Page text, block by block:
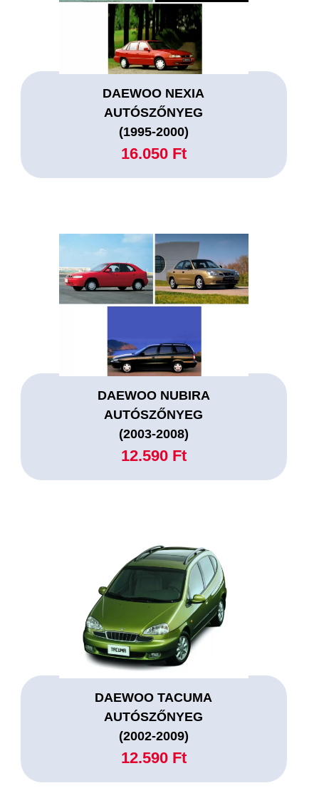
DAEWOO NEXIA
AUTÓSZŐNYEG
(1995-2000)
16.050 Ft
DAEWOO NUBIRA
AUTÓSZŐNYEG
(2003-2008)
12.590 Ft
DAEWOO TACUMA
AUTÓSZŐNYEG
(2002-2009)
12.590 Ft